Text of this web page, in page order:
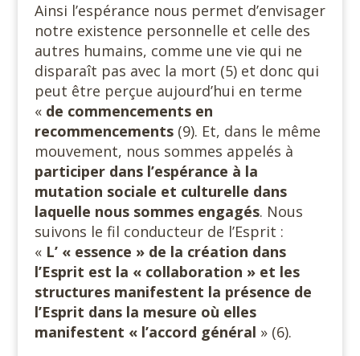
Ainsi l’espérance nous permet d’envisager
notre existence personnelle et celle des
autres humains, comme une vie qui ne
disparaît pas avec la mort (5) et donc qui
peut être perçue aujourd’hui en terme
« de commencements en
recommencements(9). Et, dans le même
mouvement, nous sommes appelés à
participer dans l’espérance à la
mutation sociale et culturelle dans
laquelle nous sommes engagés. Nous
suivons le fil conducteur de l’Esprit :
« L’ « essence » de la création dans
l’Esprit est la « collaboration » et les
structures manifestent la présence de
l’Esprit dans la mesure où elles
manifestent « l’accord général » (6).